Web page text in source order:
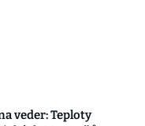
veder: Teploty